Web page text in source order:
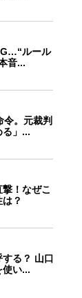
ルール
音...
。元裁判
る」...
！なぜこ
？
る？ 山口
使い...